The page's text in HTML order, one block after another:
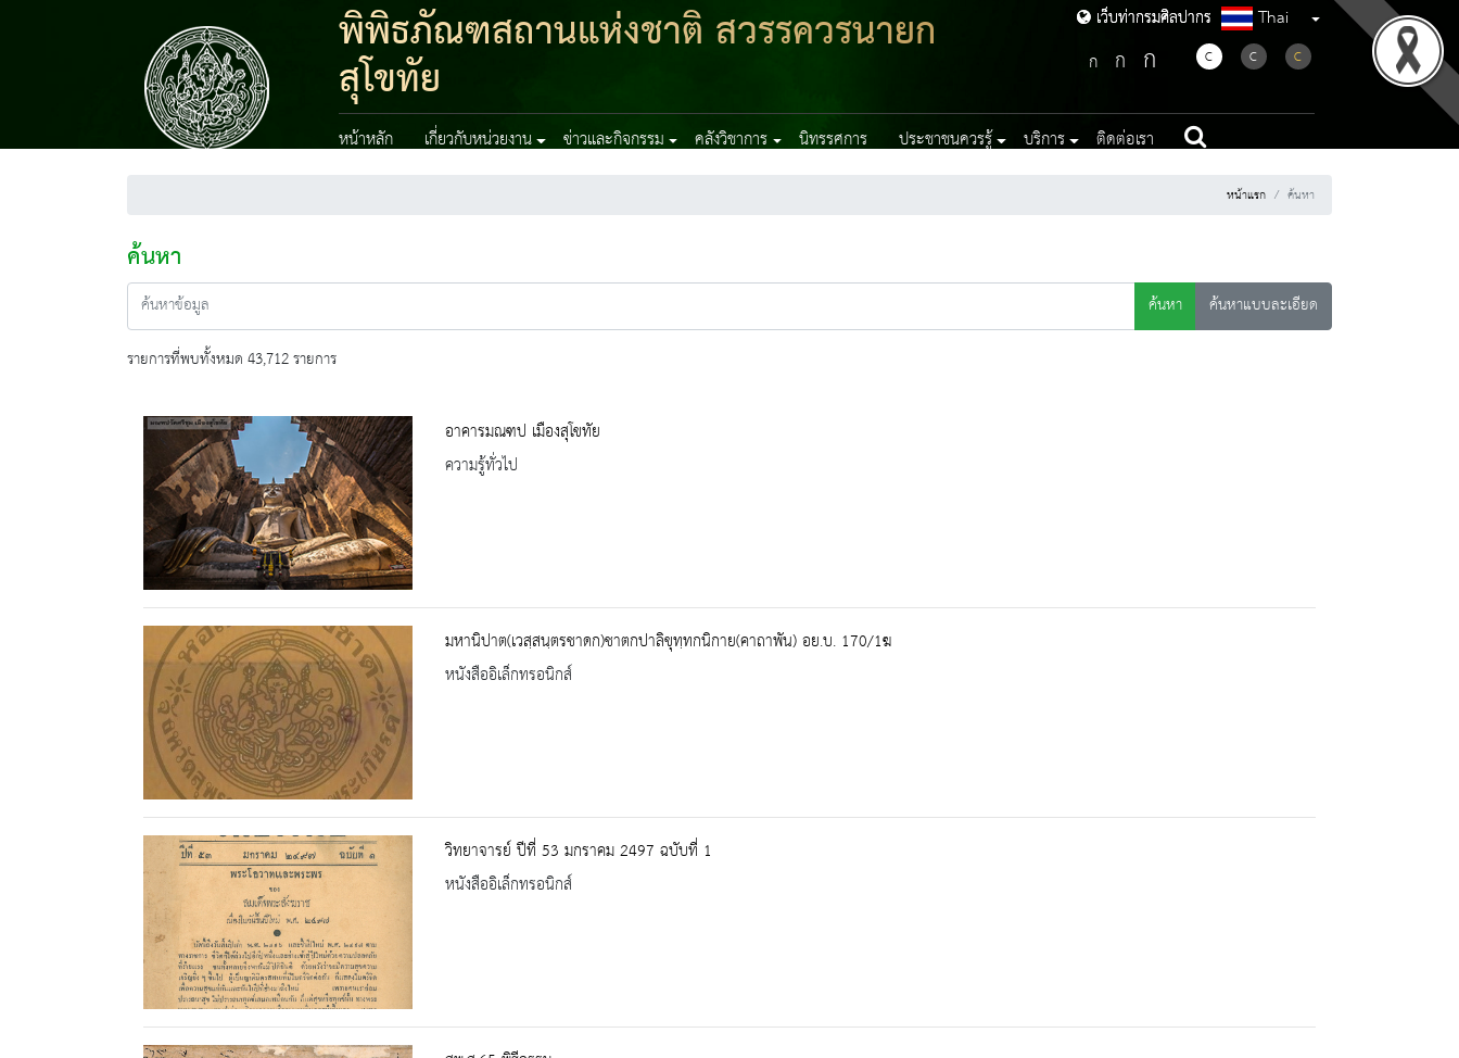
เว็บท่ากรมศิลปากร
พิพิธภัณฑสถานแห่งชาติ สวรรควรนายก
สุโขทัย
เว็บท่ากรมศิลปากร Thai
ก ก ก C C C
หน้าหลัก เกี่ยวกับหน่วยงาน ข่าวและกิจกรรม คลังวิชาการ นิทรรศการ ประชาชนควรรู้ บริการ ติดต่อเรา
หน้าแรก ค้นหา
ค้นหา
ค้นหา
ค้นหาแบบละเอียด
รายการที่พบทั้งหมด 43,712 รายการ
อาคารมณฑป เมืองสุโขทัย
ความรู้ทั่วไป
มหานิปาต(เวสฺสนฺตรชาดก)ชาตกปาลิขุทฺทกนิกาย(คาถาพัน) อย.บ. 170/1ฆ
หนังสืออิเล็กทรอนิกส์
วิทยาจารย์ ปีที่ 53 มกราคม 2497 ฉบับที่ 1
หนังสืออิเล็กทรอนิกส์